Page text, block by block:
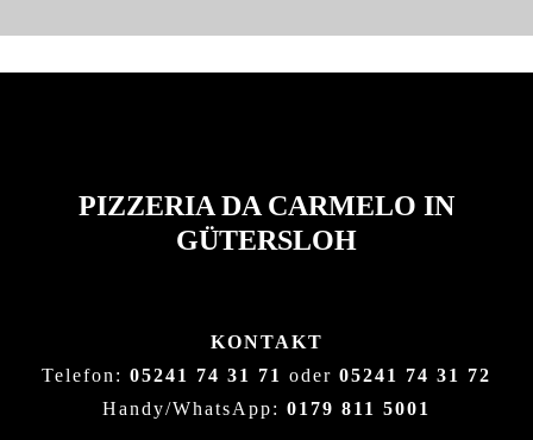
PIZZERIA DA CARMELO IN
GÜTERSLOH
KONTAKT
Telefon: 05241 74 31 71 oder 05241 74 31 72
Handy/WhatsApp: 0179 811 5001